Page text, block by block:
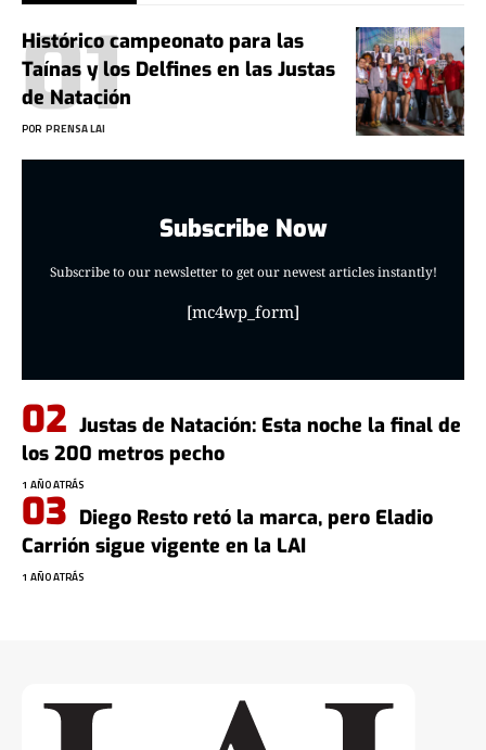
Histórico campeonato para las
Taínas y los Delfines en las Justas
de Natación
POR PRENSA LAI
Subscribe Now
Subscribe to our newsletter to get our newest articles instantly!
[mc4wp_form]
Justas de Natación: Esta noche la final de
los 200 metros pecho
1 AÑO ATRÁS
Diego Resto retó la marca, pero Eladio
Carrión sigue vigente en la LAI
1 AÑO ATRÁS